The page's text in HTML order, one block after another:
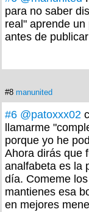
para no saber
real" aprende
antes de
#8 manunited
#6 @patoxxx02
llamarme
porque yo he
Ahora dirás que
analfabeta es la
día. Comeme
mantienes esa
en mejores